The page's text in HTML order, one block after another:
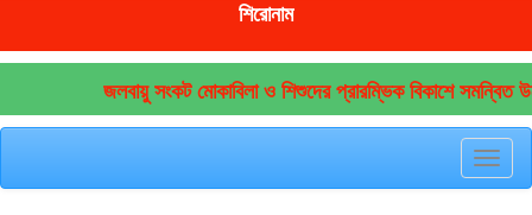
শিরোনাম
জলবায়ু সংকট মোকাবিলা ও শিশুদের প্রারম্ভিক বিকাশে সমন্বিত